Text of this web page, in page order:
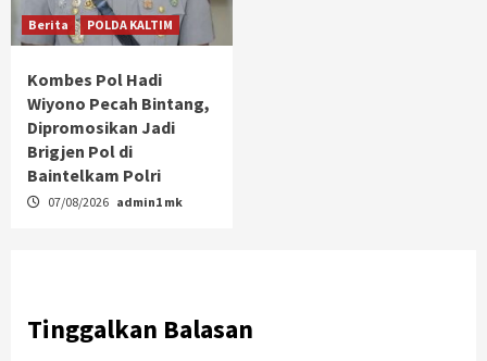
Berita POLDA KALTIM
Kombes Pol Hadi
Wiyono Pecah Bintang,
Dipromosikan Jadi
Brigjen Pol di
Baintelkam Polri
07/08/2026 admin1 mk
Tinggalkan Balasan